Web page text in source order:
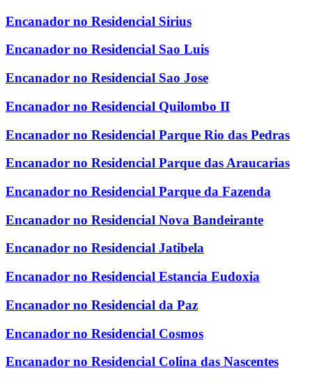
Encanador no Residencial Sirius
Encanador no Residencial Sao Luis
Encanador no Residencial Sao Jose
Encanador no Residencial Quilombo II
Encanador no Residencial Parque Rio das Pedras
Encanador no Residencial Parque das Araucarias
Encanador no Residencial Parque da Fazenda
Encanador no Residencial Nova Bandeirante
Encanador no Residencial Jatibela
Encanador no Residencial Estancia Eudoxia
Encanador no Residencial da Paz
Encanador no Residencial Cosmos
Encanador no Residencial Colina das Nascentes